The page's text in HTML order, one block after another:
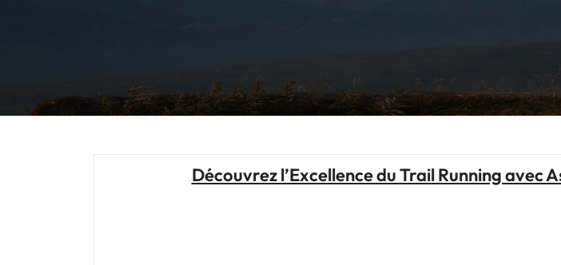
Découvrez l’Excellence du Trail Running avec